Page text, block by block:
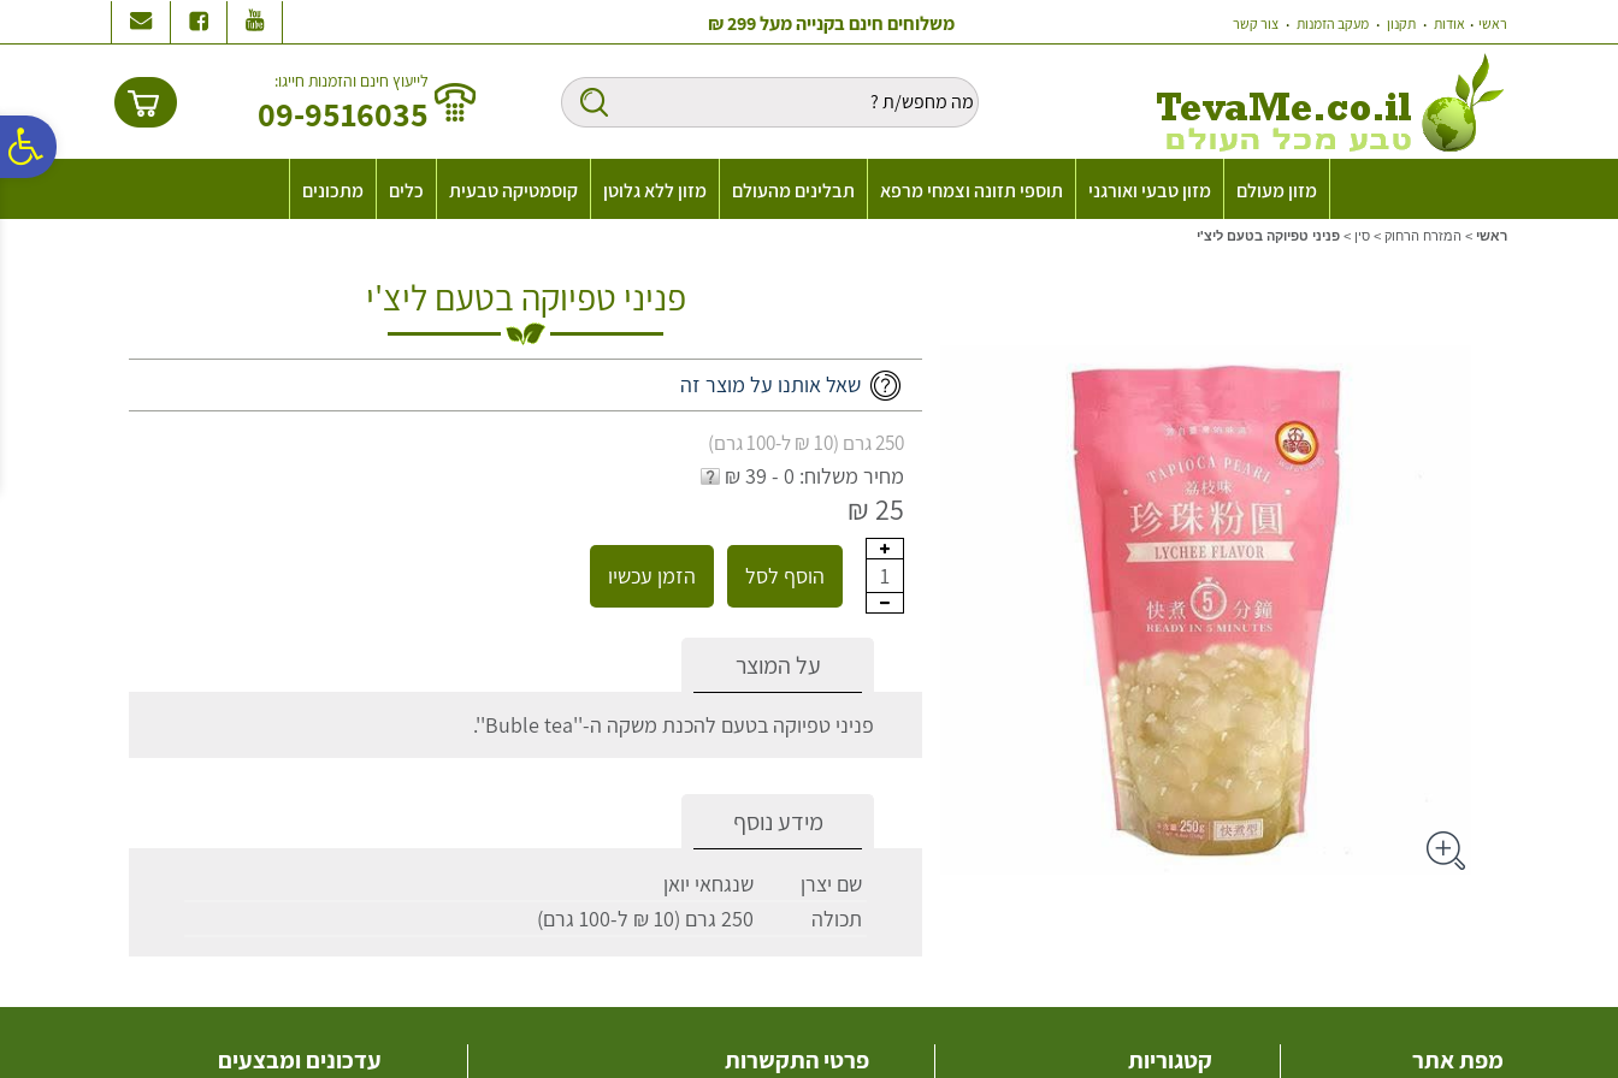
נגישות
אתר
המרכזי
ראשי אודות תקנון מעקב הזמנות צור קשר משלוחים חינם בקנייה מעל 299 ₪
לייעוץ חינם והזמנות חייגו:
09-9516035
מזון מעולם מזון טבעי ואורגני תוספי תזונה וצמחי מרפא תבלינים מהעולם מזון ללא גלוטן קוסמטיקה טבעית כלים מתכונים
ראשי > המזרח הרחוק > סין > פניני טפיוקה בטעם ליצ'י
פניני טפיוקה בטעם ליצ'י
שאל אותנו על מוצר זה
250 גרם (10 ₪ ל-100 גרם)
מחיר משלוח: 0 - 39 ₪
25 ₪
1 הוסף לסל הזמן עכשיו
על המוצר
פניני טפיוקה בטעם להכנת משקה ה-''Buble tea''.
מידע נוסף
שם יצרן
שנגחאי יואן
תכולה
250 גרם (10 ₪ ל-100 גרם)
מפת אתר קטגוריות פרטי התקשרות עדכונים ומבצעים